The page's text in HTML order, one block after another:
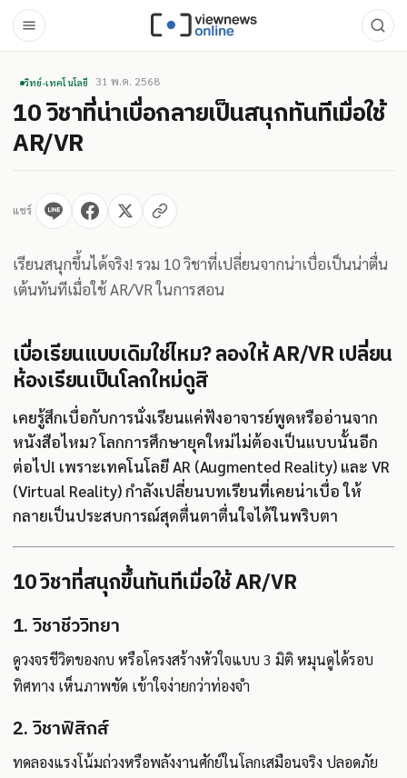
วิทย์-เทคโนโลยี 31 พ.ค. 2568
10 วิชาที่น่าเบื่อกลายเป็นสนุกทันทีเมื่อใช้
AR/VR
แชร์
เรียนสนุกขึ้นได้จริง! รวม 10 วิชาที่เปลี่ยนจากน่าเบื่อเป็นน่าตื่น
เต้นทันทีเมื่อใช้ AR/VR ในการสอน
เบื่อเรียนแบบเดิมใช่ไหม? ลองให้ AR/VR เปลี่ยน
ห้องเรียนเป็นโลกใหม่ดูสิ
เคยรู้สึกเบื่อกับการนั่งเรียนแค่ฟังอาจารย์พูดหรืออ่านจาก
หนังสือไหม? โลกการศึกษายุคใหม่ไม่ต้องเป็นแบบนั้นอีก
ต่อไป! เพราะเทคโนโลยี AR (Augmented Reality) และ VR
(Virtual Reality) กำลังเปลี่ยนบทเรียนที่เคยน่าเบื่อ ให้
กลายเป็นประสบการณ์สุดตื่นตาตื่นใจได้ในพริบตา
10 วิชาที่สนุกขึ้นทันทีเมื่อใช้ AR/VR
1. วิชาชีววิทยา
ดูวงจรชีวิตของกบ หรือโครงสร้างหัวใจแบบ 3 มิติ หมุนดูได้รอบ
ทิศทาง เห็นภาพชัด เข้าใจง่ายกว่าท่องจำ
2. วิชาฟิสิกส์
ทดลองแรงโน้มถ่วงหรือพลังงานศักย์ในโลกเสมือนจริง ปลอดภัย